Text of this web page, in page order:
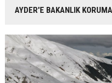
AYDER'E BAKANLIK